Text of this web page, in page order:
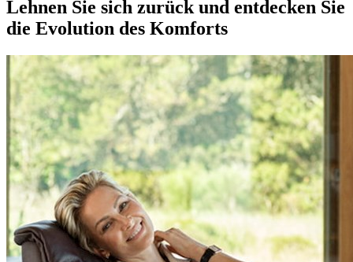
Lehnen Sie sich zurück und entdecken Sie
die Evolution des Komforts